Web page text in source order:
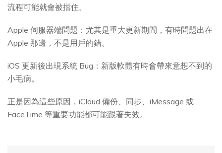
流程可能就會被擋住。
Apple 伺服器端問題：尤其是重大更新期間，有時問題出在
Apple 那邊，不是用戶的錯。
iOS 更新後出現系統 Bug：新版軟體有時會帶來意想不到的
小毛病。
正是因為這些原因，iCloud 備份、同步、iMessage 或
FaceTime 等重要功能都可能跟著失效。